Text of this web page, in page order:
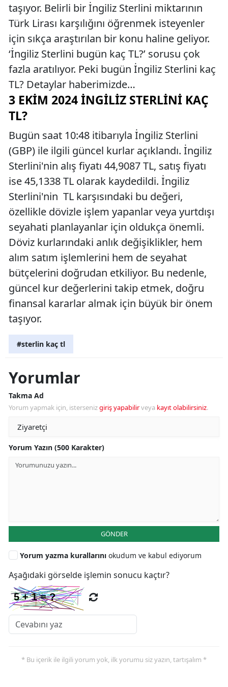
taşıyor. Belirli bir İngiliz Sterlini miktarının
Türk Lirası karşılığını öğrenmek isteyenler
için sıkça araştırılan bir konu haline geliyor.
‘İngiliz Sterlini bugün kaç TL?’ sorusu çok
fazla aratılıyor. Peki bugün İngiliz Sterlini kaç
TL? Detaylar haberimizde…
3 EKIM 2024 İNGILIZ STERLINI KAÇ
TL?
Bugün saat 10:48 itibarıyla İngiliz Sterlini
(GBP) ile ilgili güncel kurlar açıklandı. İngiliz
Sterlini'nin alış fiyatı 44,9087 TL, satış fiyatı
ise 45,1338 TL olarak kaydedildi. İngiliz
Sterlini'nin TL karşısındaki bu değeri,
özellikle dövizle işlem yapanlar veya yurtdışı
seyahati planlayanlar için oldukça önemli.
Döviz kurlarındaki anlık değişiklikler, hem
alım satım işlemlerini hem de seyahat
bütçelerini doğrudan etkiliyor. Bu nedenle,
güncel kur değerlerini takip etmek, doğru
finansal kararlar almak için büyük bir önem
taşıyor.
#sterlin kaç tl
Yorumlar
Takma Ad
Yorum yapmak için, istersenizgiriş yapabilirveya kayıt olabilirsiniz.
Yorum Yazın (500 Karakter)
GÖNDER
Yorum yazma kurallarını okudum ve kabul ediyorum
Aşağıdaki görselde işlemin sonucu kaçtır?
* Bu içerik ile ilgili yorum yok, ilk yorumu siz yazın, tartışalım *